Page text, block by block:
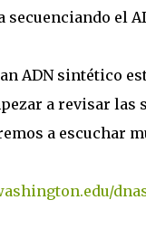
el
ADN sintético
a revisar las
a escuchar